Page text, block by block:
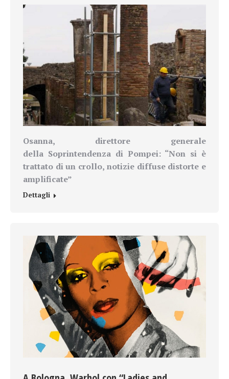
Osanna, direttore generale
della Soprintendenza di Pompei: “Non si è
trattato di un crollo, notiziediffuse distorte e
amplificate”
Dettagli